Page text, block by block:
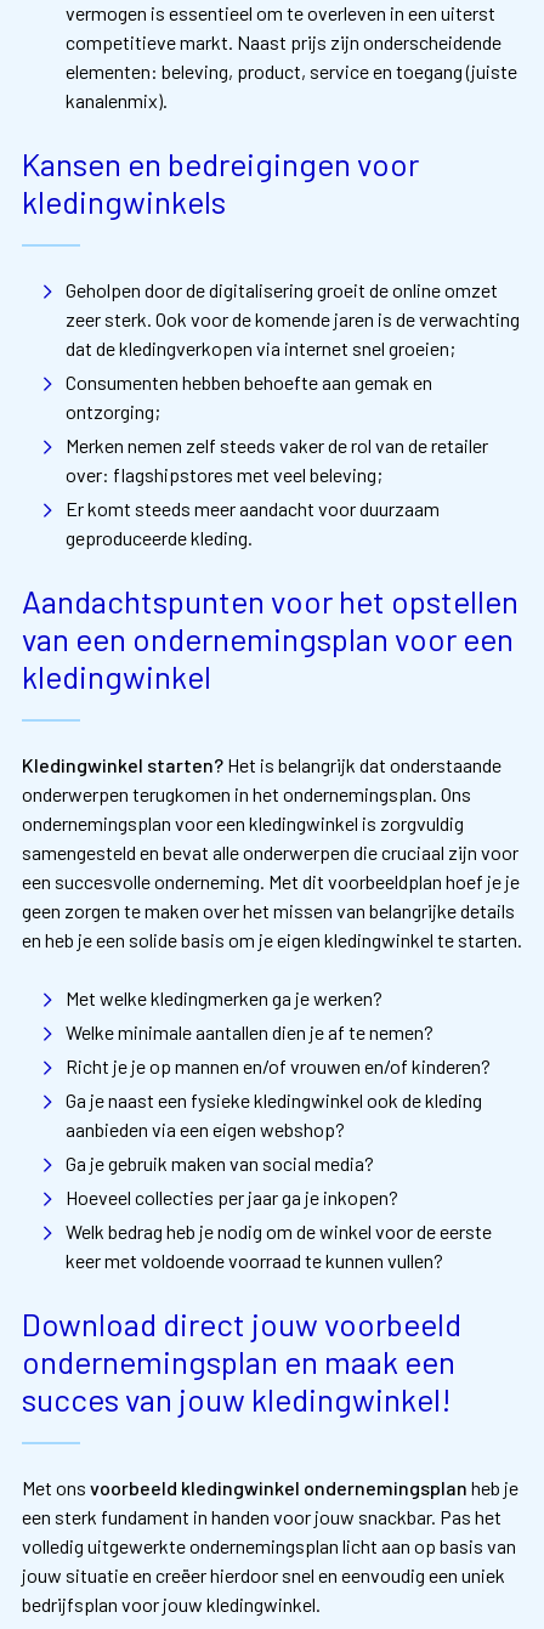
vermogen is essentieel om te overleven in een uiterst
competitieve markt. Naast prijs zijn onderscheidende
elementen: beleving, product, service en toegang (juiste
kanalenmix).
Kansen en bedreigingen voor
kledingwinkels
Geholpen door de digitalisering groeit de online omzet
zeer sterk. Ook voor de komende jaren is de verwachting
dat de kledingverkopen via internet snel groeien;
Consumenten hebben behoefte aan gemak en
ontzorging;
Merken nemen zelf steeds vaker de rol van de retailer
over: flagshipstores met veel beleving;
Er komt steeds meer aandacht voor duurzaam
geproduceerde kleding.
Aandachtspunten voor het opstellen
van een ondernemingsplan voor een
kledingwinkel
Kledingwinkel starten? Het is belangrijk dat onderstaande
onderwerpen terugkomen in het ondernemingsplan. Ons
ondernemingsplan voor een kledingwinkel is zorgvuldig
samengesteld en bevat alle onderwerpen die cruciaal zijn voor
een succesvolle onderneming. Met dit voorbeeldplan hoef je je
geen zorgen te maken over het missen van belangrijke details
en heb je een solide basis om je eigen kledingwinkel te starten.
Met welke kledingmerken ga je werken?
Welke minimale aantallen dien je af te nemen?
Richt je je op mannen en/of vrouwen en/of kinderen?
Ga je naast een fysieke kledingwinkel ook de kleding
aanbieden via een eigen webshop?
Ga je gebruik maken van social media?
Hoeveel collecties per jaar ga je inkopen?
Welk bedrag heb je nodig om de winkel voor de eerste
keer met voldoende voorraad te kunnen vullen?
Download direct jouw voorbeeld
ondernemingsplan en maak een
succes van jouw kledingwinkel!
Met ons voorbeeld kledingwinkel ondernemingsplan heb je
een sterk fundament in handen voor jouw snackbar. Pas het
volledig uitgewerkte ondernemingsplan licht aan op basis van
jouw situatie en creëer hierdoor snel en eenvoudig een uniek
bedrijfsplan voor jouw kledingwinkel.